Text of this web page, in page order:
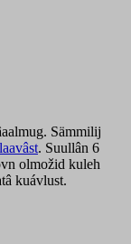
Sämmilij
. Suullân 6
olmožid kuleh
kuávlust.